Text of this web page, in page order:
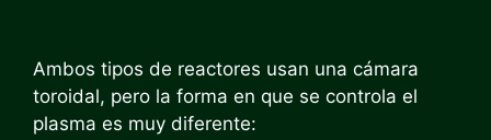
Ambos tipos de reactores usan una cámara
toroidal, pero la forma en que se controla el
plasma es muy diferente: